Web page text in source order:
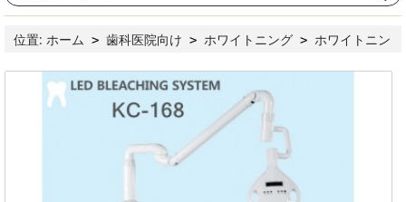
位置: ホーム > 歯科医院向け > ホワイトニング > ホワイトニン
KC168